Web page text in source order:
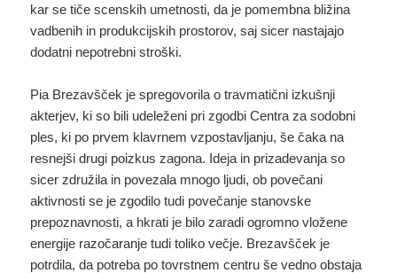
kar se tiče scenskih umetnosti, da je pomembna bližina
vadbenih in produkcijskih prostorov, saj sicer nastajajo
dodatni nepotrebni stroški.
Pia Brezavšček je spregovorila o travmatični izkušnji
akterjev, ki so bili udeleženi pri zgodbi Centra za sodobni
ples, ki po prvem klavrnem vzpostavljanju, še čaka na
resnejši drugi poizkus zagona. Ideja in prizadevanja so
sicer združila in povezala mnogo ljudi, ob povečani
aktivnosti se je zgodilo tudi povečanje stanovske
prepoznavnosti, a hkrati je bilo zaradi ogromno vložene
energije razočaranje tudi toliko večje. Brezavšček je
potrdila, da potreba po tovrstnem centru še vedno obstaja